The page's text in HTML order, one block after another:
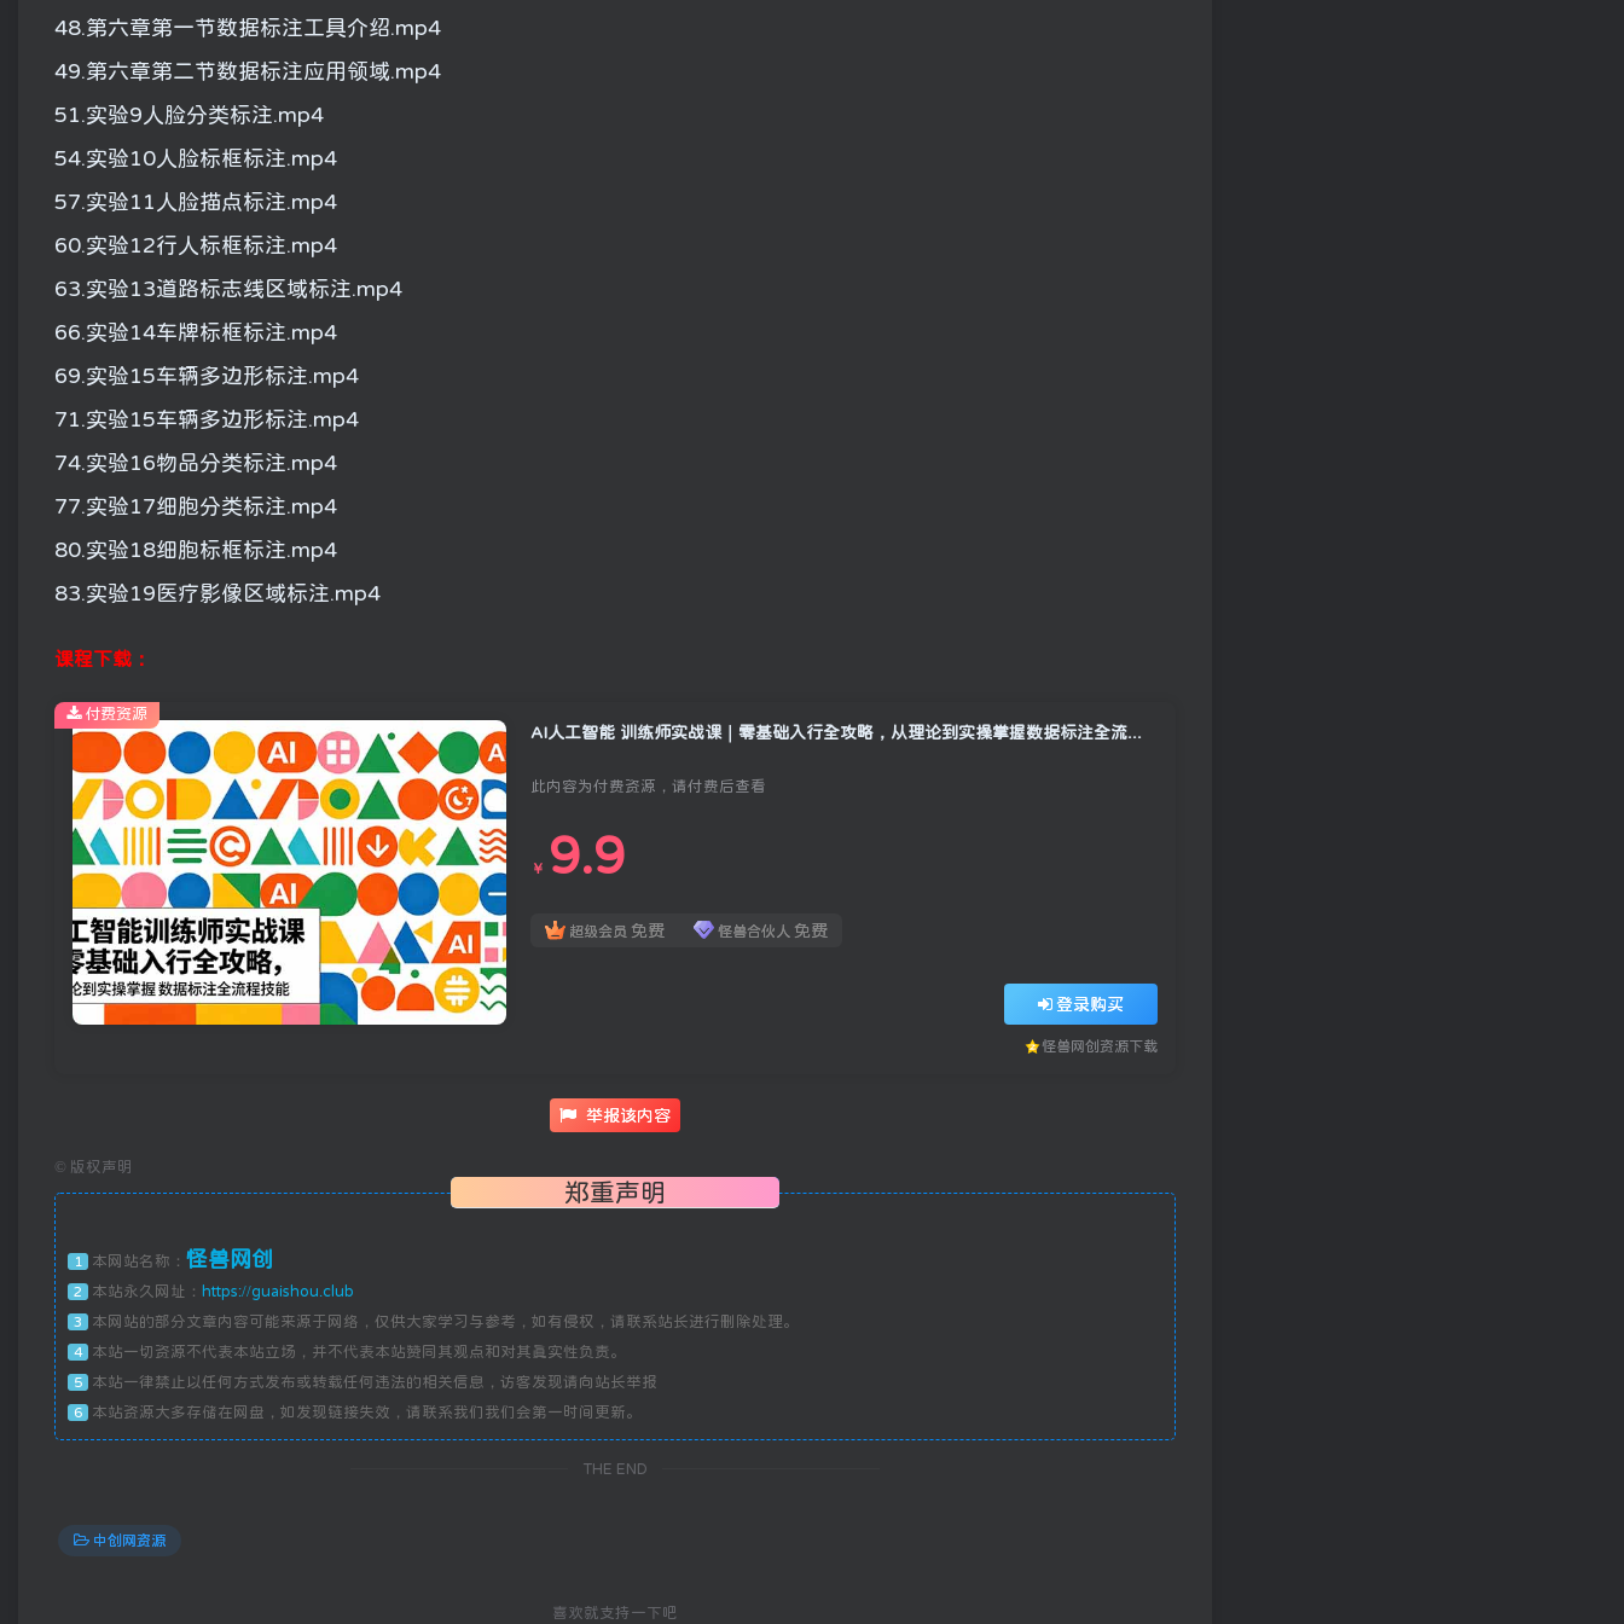
48.第六章第一节数据标注工具介绍.mp4
49.第六章第二节数据标注应用领域.mp4
51.实验9人脸分类标注.mp4
54.实验10人脸标框标注.mp4
57.实验11人脸描点标注.mp4
60.实验12行人标框标注.mp4
63.实验13道路标志线区域标注.mp4
66.实验14车牌标框标注.mp4
69.实验15车辆多边形标注.mp4
71.实验15车辆多边形标注.mp4
74.实验16物品分类标注.mp4
77.实验17细胞分类标注.mp4
80.实验18细胞标框标注.mp4
83.实验19医疗影像区域标注.mp4
课程下载：
AI人工智能 训练师实战课｜零基础入行全攻略，从理论到实操掌握数据标注全流程技能
此内容为付费资源，请付费后查看
￥ 9.9
超级会员 免费 怪兽合伙人 免费
登录购买
怪兽网创资源下载
付费资源
举报该内容
© 版权声明
郑重声明
1 本网站名称： 怪兽网创
2 本站永久网址： https://guaishou.club
3 本网站的部分文章内容可能来源于网络，仅供大家学习与参考，如有侵权，请联系站长进行删除处理。
4 本站一切资源不代表本站立场，并不代表本站赞同其观点和对其真实性负责。
5 本站一律禁止以任何方式发布或转载任何违法的相关信息，访客发现请向站长举报
6 本站资源大多存储在网盘，如发现链接失效，请联系我们我们会第一时间更新。
THE END
中创网资源
喜欢就支持一下吧